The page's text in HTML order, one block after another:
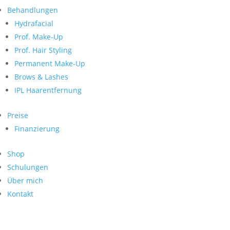
Behandlungen
Hydrafacial
Prof. Make-Up
Prof. Hair Styling
Permanent Make-Up
Brows & Lashes
IPL Haarentfernung
Preise
Finanzierung
Shop
Schulungen
Über mich
Kontakt
nach:
Neueste Kommentare
Archiv
Kategorien
Keine Kategorien
Meta
Anmelden
Feed der Einträge
WordPress.org
Search
nach:
Archive
Kontakt
Impressum
Datenschutz